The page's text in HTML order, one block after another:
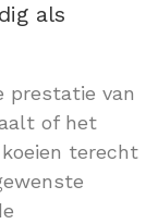
als
prestatie van
of het
terecht